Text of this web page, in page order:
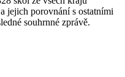
jejich porovnání s ostatními
souhrnné zprávě.